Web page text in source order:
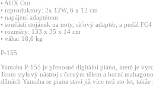
• AUX Out
• reproduktory: 2x 12W, 6 x 12 cm
• napájení adaptérem
• součástí stojánek na noty, síťový adaptér, a pedál FC4
• rozměry: 133 x 35 x 14 cm
• váha: 18,6 kg
P-155
Yamaha P-155 je přenosné digitální piano, které je
Tento stylový nástroj s černým tělem a horní
dílnách Yamaha se piana staví již více než sto let,